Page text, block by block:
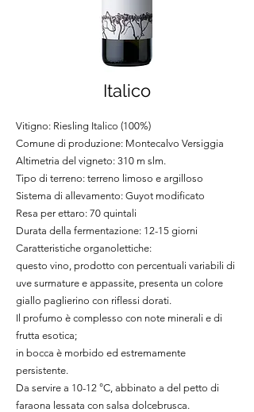
Vitigno: Riesling Italico (100%)
Comune di produzione: Montecalvo Versiggia
Altimetria del vigneto: 310 m slm.
Tipo di terreno: terreno limoso e argilloso
Sistema di allevamento: Guyot modificato
Resa per ettaro: 70 quintali
Durata della fermentazione: 12-15 giorni
Caratteristiche organolettiche:
questo vino, prodotto con percentuali variabili di
uve surmature e appassite, presenta un colore
giallo paglierino con riflessi dorati.
Il profumo è complesso con note minerali e di
frutta esotica;
in bocca è morbido ed estremamente
persistente.
Da servire a 10-12 °C, abbinato a del petto di
faraona lessata con salsa dolcebrusca.
Italico